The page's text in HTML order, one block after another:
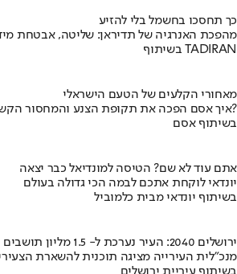
כך תחסכו בחשמל בלי להזיע
מהפכת האנרגיה של תדיראן: שליטה, אבטחת
בשיתוף TADIRAN
מאחורי הקלעים של הטעם הישראלי
איך אסם הפכה את תקופת הצנע והמחסור הקשה של שנות ה-40 למותג לאומי?
בשיתוף אסם
אתם עוד לא שם? הטיסה למונדיאל כבר יצאה
יונדאי לוקחת אתכם לבמה הכי גדולה בעולם
בשיתוף יונדאי מבית כלמוביל
ירושלים 2040: העיר נערכת ל- 1.5 מליון תושבים
מנכ"לית העירייה מציגה תוכנית להשארת